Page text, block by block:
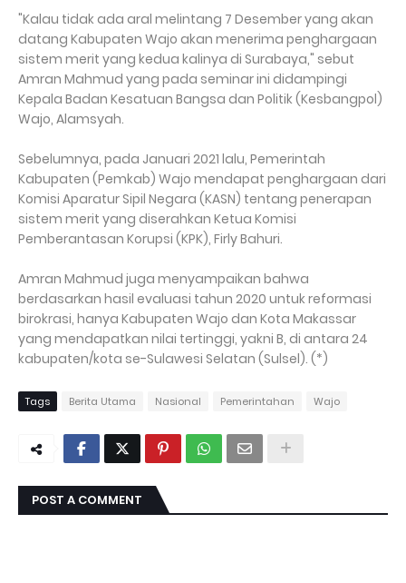
"Kalau tidak ada aral melintang 7 Desember yang akan
datang Kabupaten Wajo akan menerima penghargaan
sistem merit yang kedua kalinya di Surabaya," sebut
Amran Mahmud yang pada seminar ini didampingi
Kepala Badan Kesatuan Bangsa dan Politik (Kesbangpol)
Wajo, Alamsyah.
Sebelumnya, pada Januari 2021 lalu, Pemerintah
Kabupaten (Pemkab) Wajo mendapat penghargaan dari
Komisi Aparatur Sipil Negara (KASN) tentang penerapan
sistem merit yang diserahkan Ketua Komisi
Pemberantasan Korupsi (KPK), Firly Bahuri.
Amran Mahmud juga menyampaikan bahwa
berdasarkan hasil evaluasi tahun 2020 untuk reformasi
birokrasi, hanya Kabupaten Wajo dan Kota Makassar
yang mendapatkan nilai tertinggi, yakni B, di antara 24
kabupaten/kota se-Sulawesi Selatan (Sulsel). (*)
Tags Berita Utama Nasional Pemerintahan Wajo
POST A COMMENT